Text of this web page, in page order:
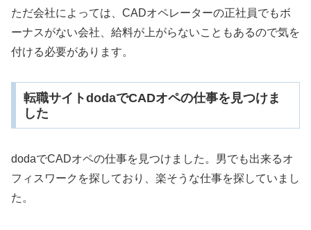
ただ会社によっては、CADオペレーターの正社員でもボ
ーナスがない会社、給料が上がらないこともあるので気を
付ける必要があります。
転職サイトdodaでCADオペの仕事を見つけま
した
dodaでCADオペの仕事を見つけました。男でも出来るオ
フィスワークを探しており、楽そうな仕事を探していまし
た。